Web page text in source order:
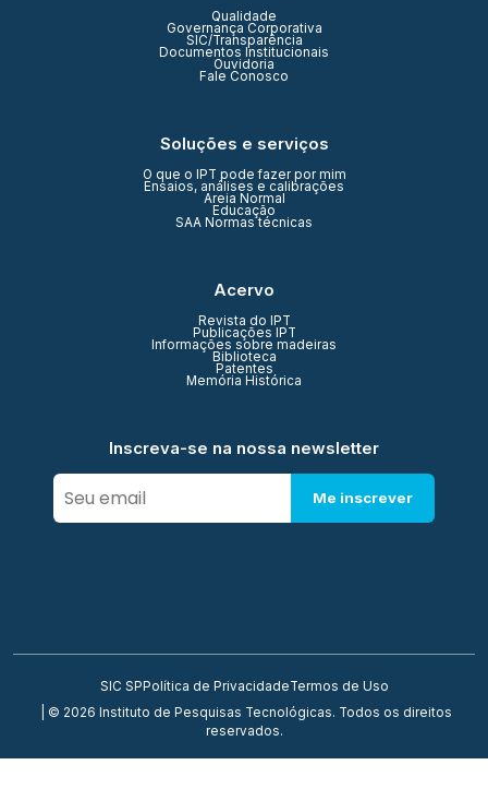
Qualidade
Governança Corporativa
SIC/Transparência
Documentos Institucionais
Ouvidoria
Fale Conosco
Soluções e serviços
O que o IPT pode fazer por mim
Ensaios, análises e calibrações
Areia Normal
Educação
SAA Normas técnicas
Acervo
Revista do IPT
Publicações IPT
Informações sobre madeiras
Biblioteca
Patentes
Memória Histórica
Inscreva-se na nossa newsletter
Me inscrever
SIC SP Política de PrivacidadeTermos de Uso
| © 2026 Instituto de Pesquisas Tecnológicas. Todos os direitos
reservados.